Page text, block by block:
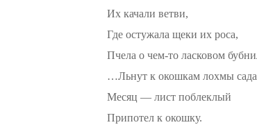
Их качали ветви,
Где остужала щеки их роса,
Пчела о чем-то ласковом
…Льнут к окошкам лохмы
Месяц — лист поблеклый
Припотелк окошку.